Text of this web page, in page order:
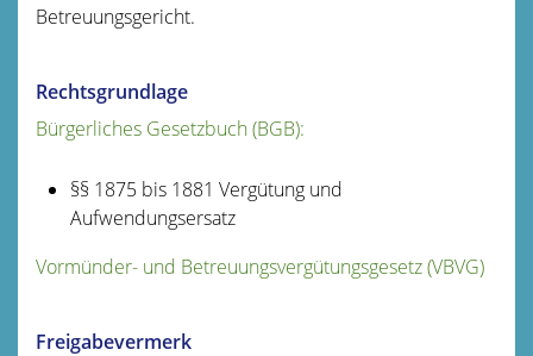
Betreuungsgericht.
Rechtsgrundlage
Bürgerliches Gesetzbuch (BGB):
§§ 1875 bis 1881 Vergütung und
Aufwendungsersatz
Vormünder- und Betreuungsvergütungsgesetz (VBVG)
Freigabevermerk